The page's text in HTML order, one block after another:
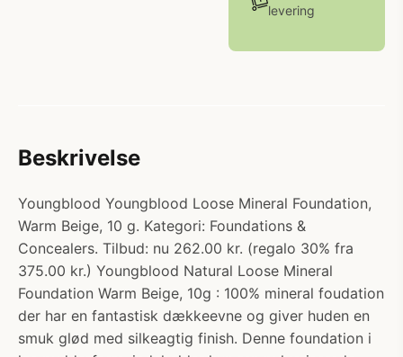
levering
Beskrivelse
Youngblood Youngblood Loose Mineral Foundation,
Warm Beige, 10 g. Kategori: Foundations &
Concealers. Tilbud: nu 262.00 kr. (regalo 30% fra
375.00 kr.) Youngblood Natural Loose Mineral
Foundation Warm Beige, 10g : 100% mineral foudation
der har en fantastisk dækkeevne og giver huden en
smuk glød med silkeagtig finish. Denne foundation i